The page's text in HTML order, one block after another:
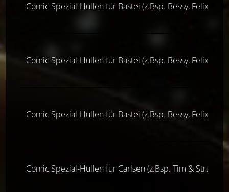
Comic Spezial-Hüllen für Bastei (z.Bsp. Bessy, Felix &
Comic Spezial-Hüllen für Bastei (z.Bsp. Bessy, Felix &
Comic Spezial-Hüllen für Bastei (z.Bsp. Bessy, Felix &
Comic Spezial-Hüllen für Carlsen (z.Bsp. Tim & Struppi)